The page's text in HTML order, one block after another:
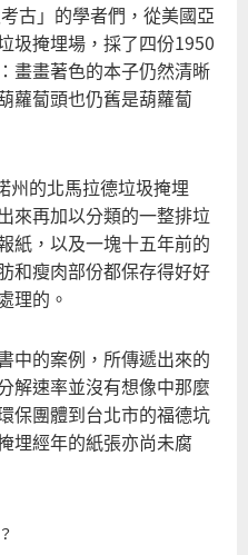
古」的學者們，從美國亞
圾掩埋場，採了四份1950
畫畫著色的本子仍然清晰
蘿蔔頭也仍舊是葫蘿蔔
州的北馬拉德垃圾掩埋
來再加以分類的一整排垃
紙，以及一塊十五年前的
和瘦肉部份都保存得好好
理的。
中的案例，所傳遞出來的
解速率並沒有想像中那麼
保團體到台北市的福德坑
埋經年的紙張亦尚未腐